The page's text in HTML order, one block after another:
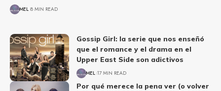
MEL 8 MIN READ
Gossip Girl: la serie que nos enseñó
que el romance y el drama en el
Upper East Side son adictivos
MEL 17 MIN READ
Por qué merece la pena ver (o volver